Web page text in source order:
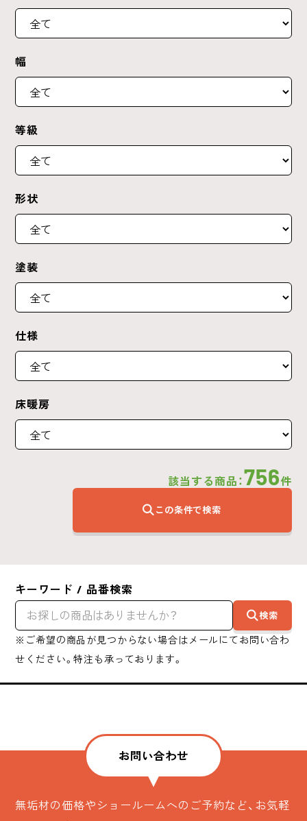
幅
等級
形状
塗装
仕様
床暖房
該当する商品：756件
この条件で検索
キーワード / 品番検索
検索
※ご希望の商品が見つからない場合はメールにてお問い合わ
せください。特注も承っております。
お問い合わせ
無垢材の価格やショールームへのご予約など、お気軽